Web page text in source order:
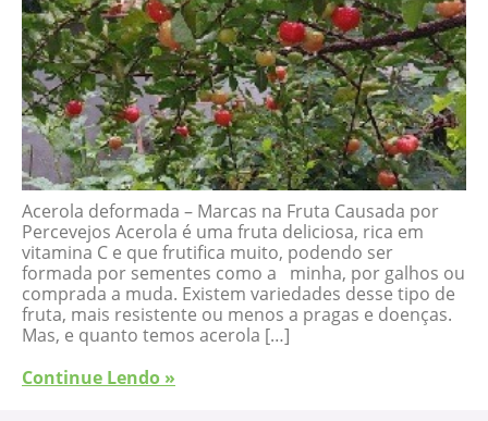
Acerola deformada – Marcas na Fruta Causada por
Percevejos Acerola é uma fruta deliciosa, rica em
vitamina C e que frutifica muito, podendo ser
formada por sementes como a minha, por galhos ou
comprada a muda. Existem variedades desse tipo de
fruta, mais resistente ou menos a pragas e doenças.
Mas, e quanto temos acerola […]
Continue Lendo »